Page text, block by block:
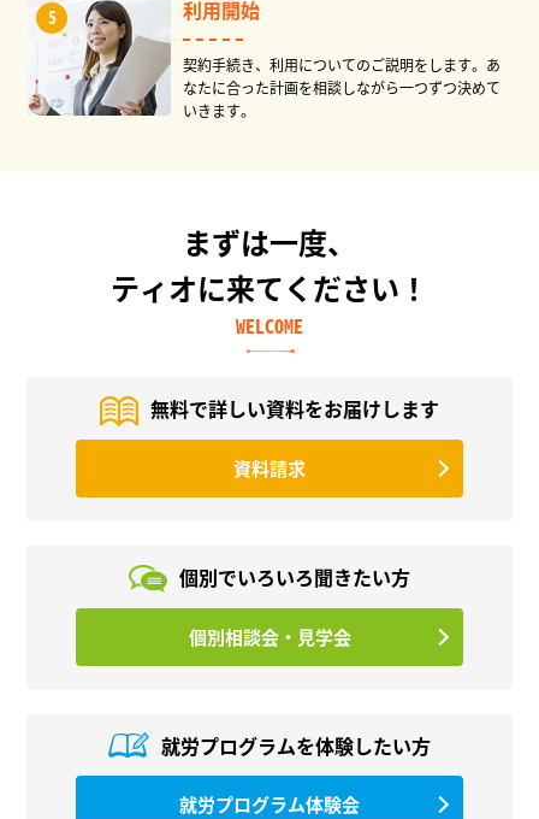
利用開始
契約手続き、利用についてのご説明をします。あ
なたに合った計画を相談しながら一つずつ決めて
いきます。
まずは一度、
ティオに来てください！
WELCOME
無料で詳しい資料をお届けします
資料請求
個別でいろいろ聞きたい方
個別相談会・見学会
就労プログラムを体験したい方
就労プログラム体験会